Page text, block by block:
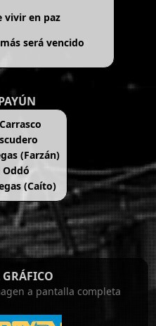
vivir en paz
será vencido
(Farzán)
(Caíto)
a pantalla completa